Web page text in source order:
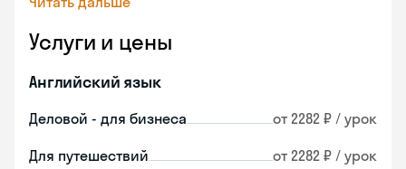
Услуги и цены
Английский язык
Деловой - для бизнеса от 2282 ₽ / урок
Для путешествий от 2282 ₽ / урок